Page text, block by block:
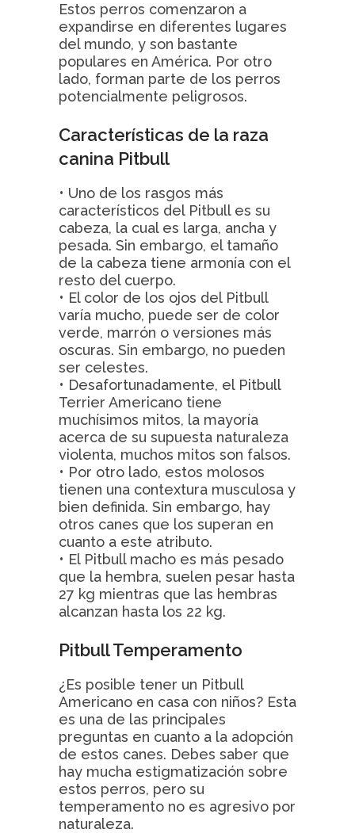
Estos perros comenzaron a
expandirse en diferentes lugares
del mundo, y son bastante
populares en América. Por otro
lado, forman parte de los perros
potencialmente peligrosos.
Características de la raza
canina Pitbull
• Uno de los rasgos más
característicos del Pitbull es su
cabeza, la cual es larga, ancha y
pesada. Sin embargo, el tamaño
de la cabeza tiene armonía con el
resto del cuerpo.
• El color de los ojos del Pitbull
varía mucho, puede ser de color
verde, marrón o versiones más
oscuras. Sin embargo, no pueden
ser celestes.
• Desafortunadamente, el Pitbull
Terrier Americano tiene
muchísimos mitos, la mayoría
acerca de su supuesta naturaleza
violenta, muchos mitos son falsos.
• Por otro lado, estos molosos
tienen una contextura musculosa y
bien definida. Sin embargo, hay
otros canes que los superan en
cuanto a este atributo.
• El Pitbull macho es más pesado
que la hembra, suelen pesar hasta
27 kg mientras que las hembras
alcanzan hasta los 22 kg.
Pitbull Temperamento
¿Es posible tener un Pitbull
Americano en casa con niños? Esta
es una de las principales
preguntas en cuanto a la adopción
de estos canes. Debes saber que
hay mucha estigmatización sobre
estos perros, pero su
temperamento no es agresivo por
naturaleza.